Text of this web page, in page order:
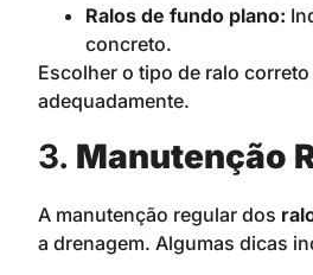
Ralos de fundo plano:
concreto.
Escolher o tipo de ralo
adequadamente.
3. Manutenção
A manutenção regular dos
a drenagem. Algumas dicas